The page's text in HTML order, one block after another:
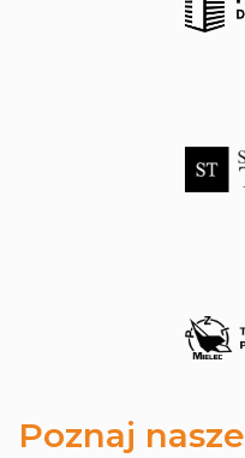
Poznaj nasze